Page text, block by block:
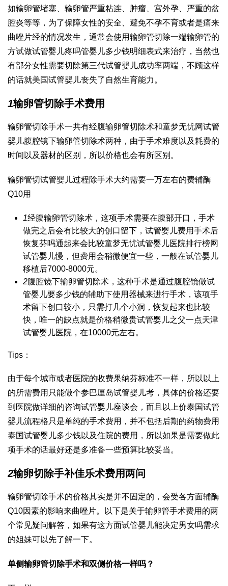
如输卵管堵塞、输卵管严重粘连、肿瘤、宫外孕、严重的盆
腔炎等等，为了保障女性的安全、避免不孕不育或者是痛来
曲唑片经的情况发生，通常会使用输卵管切除一端输卵管的
方试做试管婴儿疼吗管婴儿多少钱明细表式来治疗，当然也
有部分女性需要切除第三代试管婴儿成功率两端，不顾这样
的话就美国试管婴儿丧失了自然生育能力。
1输卵管切除手术费用
输卵管切除手术一共有经腹输卵管切除术和童梦无忧网试管
婴儿腹腔镜下输卵管切除术两种，由于手术难度以及耗费的
时间以及器材的区别，所以价格也会有所区别。
输卵管切试管婴儿过程除手术大约需要一万左右的费辅酶
Q10用
1经腹输卵管切除术，这项手术需要在腹部开口，手术
做完之后会有比较大的创口留下， 试管婴儿费用手术后
恢复芬吗通起来会比较童梦无忧试管婴儿医院排行榜网
试管婴儿慢，但费用会稍微便宜一些，一般在试管婴儿
移植后7000-8000元。
2腹腔镜下输卵管切除术，这种手术是通过腹腔镜做试
管婴儿要多少钱的辅助下使用器械来进行手术，该项手
术留下创口较小，只需打几个小洞，恢复起来也比较
快，唯一的缺点就是价格稍微贵试管婴儿之父一点天津
试管婴儿医院 ，在10000元左右。
Tips：
由于每个城市或者医院的收费果纳芬标准不一样，所以以上
的所需费用只能做个参巴厘岛试管婴儿考，具体的价格还要
到医院做详细的咨询试管婴儿座谈会 ，而且以上价泰国试管
婴儿流程格只是单纯的手术费用，并不包括后期的药物费用
泰国试管婴儿多少钱以及住院的费用，所以如果是需要做此
项手术的话最好还是多准备一些预算比较妥当。
2输卵切除手补佳乐术费用两问
输卵管切除手术的价格其实是并不固定的，会受各方面辅酶
Q10因素的影响来曲唑片。以下是关于输卵管手术费用的两
个常见疑问解答，如果有这方面试管婴儿能决定男女吗需求
的姐妹可以先了解一下。
单侧输卵管切除手术和双侧价格一样吗？